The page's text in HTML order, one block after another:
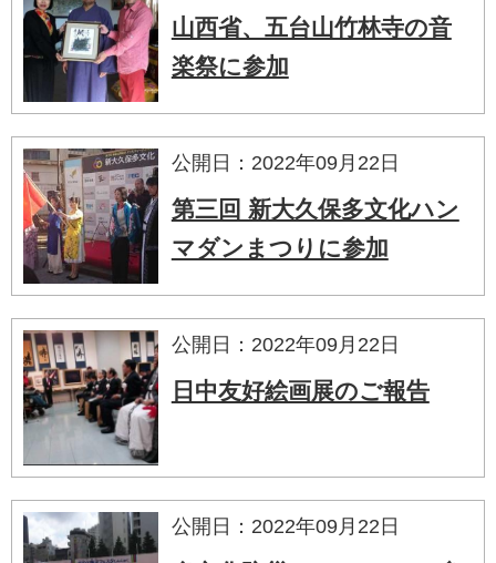
山西省、五台山竹林寺の音
楽祭に参加
公開日：2022年09月22日
第三回 新大久保多文化ハン
マダンまつりに参加
公開日：2022年09月22日
日中友好絵画展のご報告
公開日：2022年09月22日